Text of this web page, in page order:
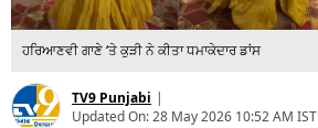
ਹਰਿਆਣਵੀ ਗਾਣੇ ‘ਤੇ ਕੁੜੀ ਨੇ ਕੀਤਾ ਧਮਾਕੇਦਾਰ ਡਾਂਸ
TV9 Punjabi |
Updated On:28 May 2026 10:52 AM IST